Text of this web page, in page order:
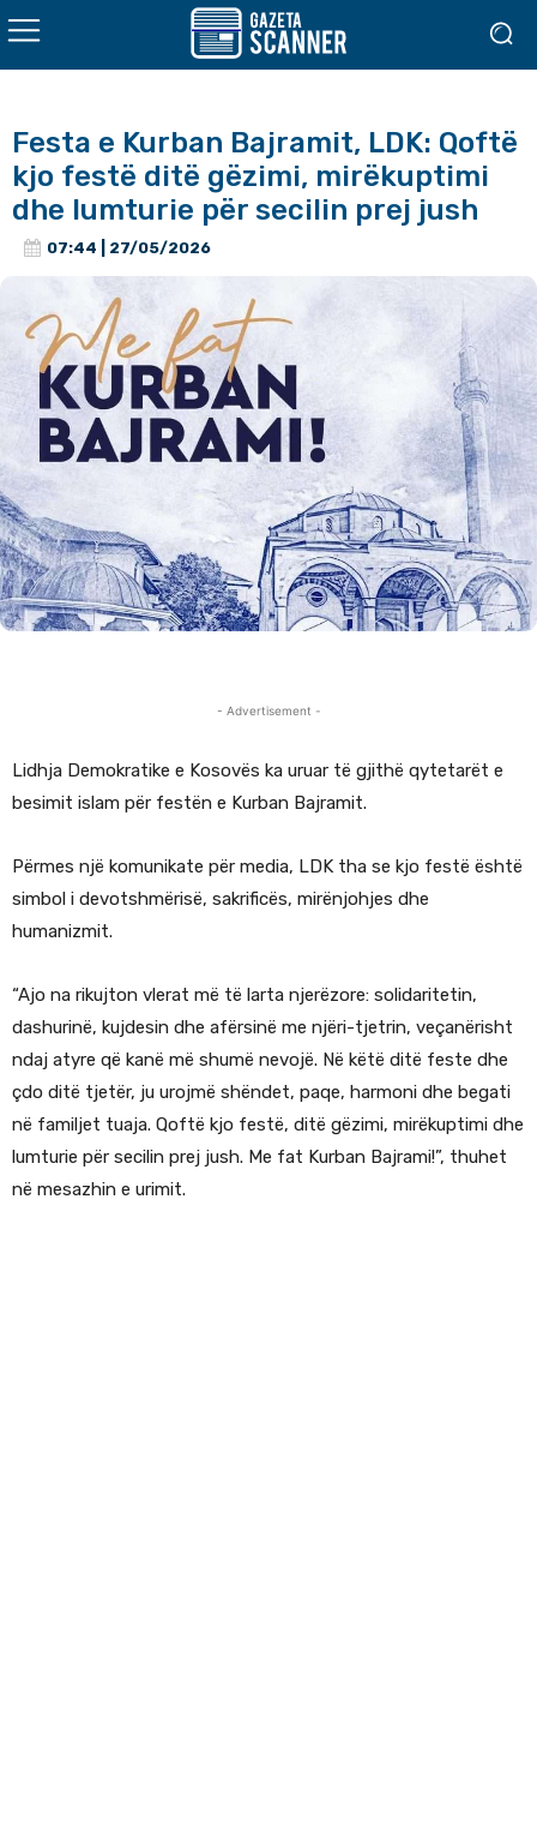
Festa e Kurban Bajramit, LDK: Qoftë
kjo festë ditë gëzimi, mirëkuptimi
dhe lumturie për secilin prej jush
07:44 | 27/05/2026
- Advertisement -
Lidhja Demokratike e Kosovës ka uruar të gjithë qytetarët e
besimit islam për festën e Kurban Bajramit.
Përmes një komunikate për media, LDK tha se kjo festë është
simbol i devotshmërisë, sakrificës, mirënjohjes dhe
humanizmit.
“Ajo na rikujton vlerat më të larta njerëzore: solidaritetin,
dashurinë, kujdesin dhe afërsinë me njëri-tjetrin, veçanërisht
ndaj atyre që kanë më shumë nevojë. Në këtë ditë feste dhe
çdo ditë tjetër, ju urojmë shëndet, paqe, harmoni dhe begati
në familjet tuaja. Qoftë kjo festë, ditë gëzimi, mirëkuptimi dhe
lumturie për secilin prej jush. Me fat Kurban Bajrami!”, thuhet
në mesazhin e urimit.